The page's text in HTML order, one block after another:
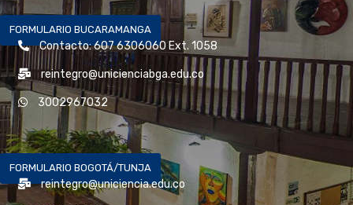
FORMULARIO BUCARAMANGA
Contacto: 607 6306060 Ext. 1058
reintegro@unicienciabga.edu.co
3002967032
FORMULARIO BOGOTÁ/TUNJA
reintegro@uniciencia.edu.co